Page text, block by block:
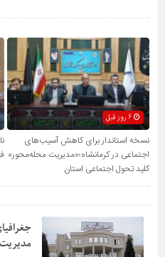
6 روز قبل
نسخه استاندار برای کاهش آسیب‌های
اجتماعی در کرمانشاه؛«مدیریت محله‌محور»
کلید تحول اجتماعی استان
مدیریت